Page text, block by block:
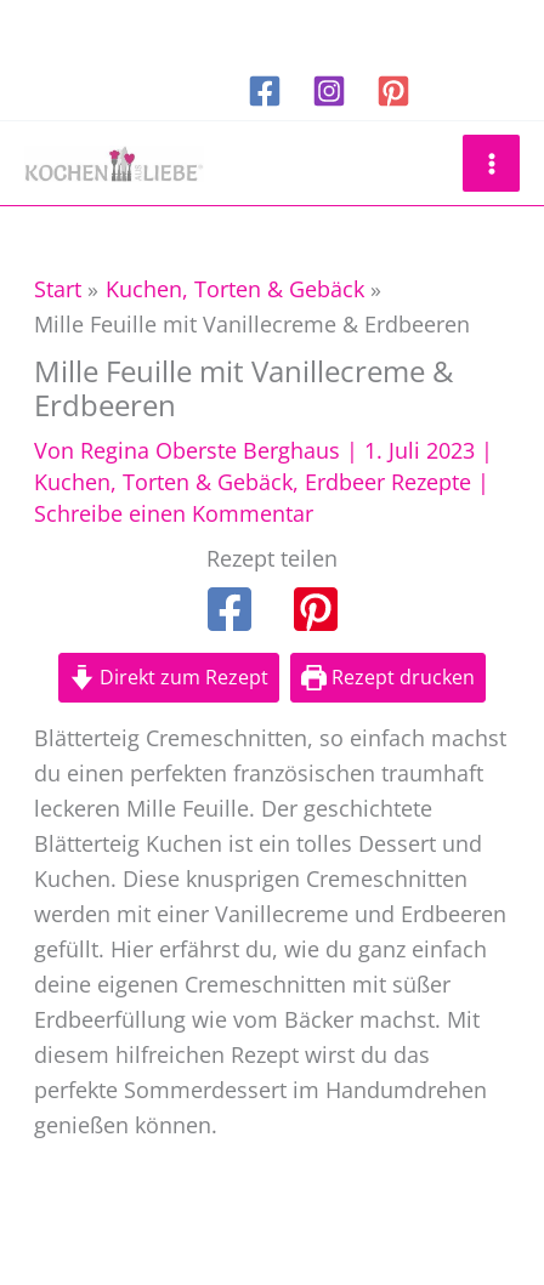
Start
Kuchen, Torten & Gebäck
Mille Feuille mit Vanillecreme & Erdbeeren
Mille Feuille mit Vanillecreme &
Erdbeeren
Von Regina Oberste Berghaus | 1. Juli 2023 |
Kuchen, Torten & Gebäck, Erdbeer Rezepte|
Schreibe einen Kommentar
Rezept teilen
Direkt zum Rezept Rezept drucken
Blätterteig Cremeschnitten, so einfach machst
du einen perfekten französischen traumhaft
leckeren Mille Feuille. Der geschichtete
Blätterteig Kuchen ist ein tolles Dessert und
Kuchen. Diese knusprigen Cremeschnitten
werden mit einer Vanillecreme und Erdbeeren
gefüllt. Hier erfährst du, wie du ganz einfach
deine eigenen Cremeschnitten mit süßer
Erdbeerfüllung wie vom Bäcker machst. Mit
diesem hilfreichen Rezept wirst du das
perfekte Sommerdessert im Handumdrehen
genießen können.